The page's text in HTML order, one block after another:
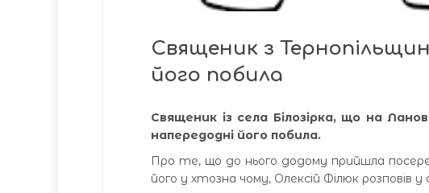
Священик з
його побила
Священик із села Білозірка, що на
напередодні його побила.
Про те, що до нього додому прийшла
його у хтозна чому, Олексій Філюк розповів у